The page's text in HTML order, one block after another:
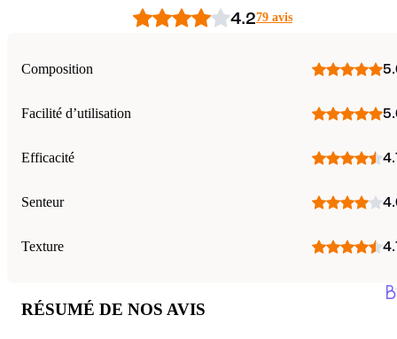
4.279 avis
Composition
Facilité d’utilisation
Efficacité
Senteur
Texture
RÉSUMÉ DE NOS AVIS